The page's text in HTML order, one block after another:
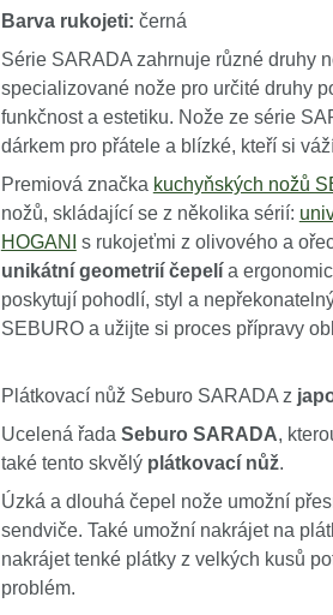
Barva rukojeti: černá
Série SARADA zahrnuje různé druhy
specializované nože pro určité druhy
funkčnost a estetiku. Nože ze série
dárkem pro přátele a blízké, kteří si
Premiová značka kuchyňských nožů
nožů, skládající se z několika sérií:
HOGANI
s rukojeťmi z olivového a
unikátní geometrií čepelía
poskytují pohodlí, styl a
SEBURO a užijte si proces přípravy
Plátkovací nůž Seburo SARADA z
Ucelená řada Seburo SARADA,
také tento skvělý plátkovací nůž.
Úzká a dlouhá čepel nože umožní
sendviče. Také umožní nakrájet na
nakrájet tenké plátky z velkých kusů
problém.